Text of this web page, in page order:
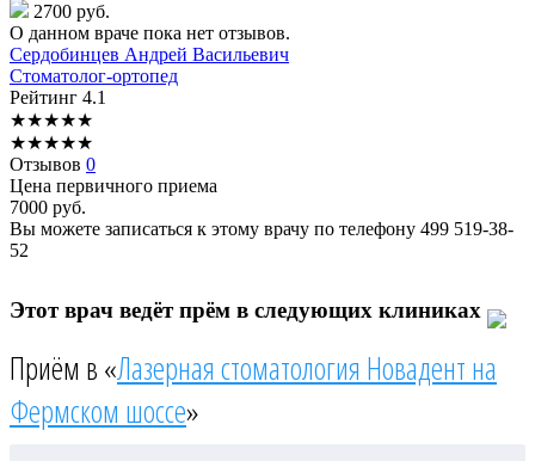
2700 руб.
О данном враче пока нет отзывов.
Сердобинцев Андрей Васильевич
Стоматолог-ортопед
Рейтинг 4.1
★★★★★
★★★★★
Отзывов 0
Цена первичного приема
7000 руб.
Вы можете записаться к этому врачу по телефону 499 519-38-
52
Этот врач ведёт прём в следующих клиниках
Приём в «Лазерная стоматология Новадент на
Фермском шоссе»